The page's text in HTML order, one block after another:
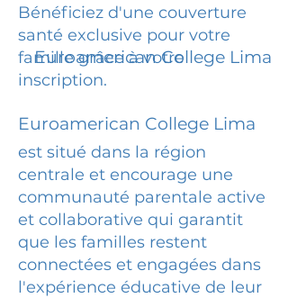
Bénéficiez d'une couverture
santé exclusive pour votre
famille grâce à votre
inscription.
Euroamerican College Lima
Euroamerican College Lima
est situé dans la région
centrale et encourage une
communauté parentale active
et collaborative qui garantit
que les familles restent
connectées et engagées dans
l'expérience éducative de leur